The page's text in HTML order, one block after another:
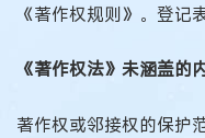
《著作权规则》。登记
《著作权法》未涵盖的
著作权或邻接权的保护